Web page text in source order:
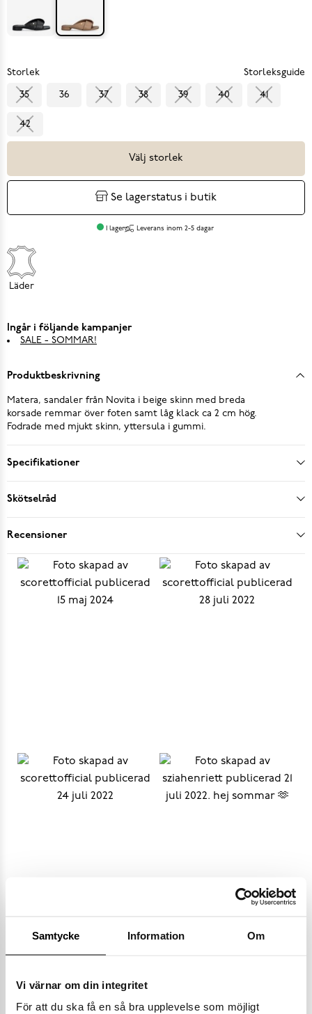
Samtycke Information Om
Vi värnar om din integritet
För att du ska få en så bra upplevelse som möjligt
Storlek Storleksguide
35 36 37 38 39 40 41
42
Välj storlek
Se lagerstatus i butik
I lager Leverans inom 2-5 dagar
Läder
Ingår i följande kampanjer
SALE - SOMMAR!
Produktbeskrivning
Matera, sandaler från Novita i beige skinn med breda
korsade remmar över foten samt låg klack ca 2 cm hög.
Fodrade med mjukt skinn, yttersula i gummi.
Specifikationer
Skötselråd
Recensioner
Populära varumärken